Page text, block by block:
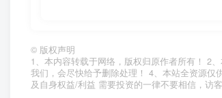
© 版权声明
1、本内容转载于网络，版权归原作者所有！ 2
我们，会尽快给予删除处理！ 4、本站全资源
及自身权益/利益 需要投资的一律不要相信，访